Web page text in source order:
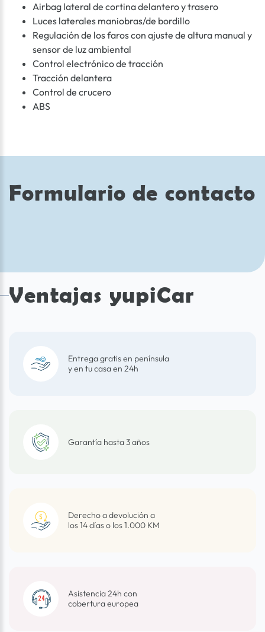
Airbag lateral de cortina delantero y trasero
Luces laterales maniobras/de bordillo
Regulación de los faros con ajuste de altura manual y
sensor de luz ambiental
Control electrónico de tracción
Tracción delantera
Control de crucero
ABS
Formulario de contacto
Ventajas yupiCar
Entrega gratis en península
y en tu casa en 24h
Garantía hasta 3 años
Derecho a devolución a
los 14 días o los 1.000 KM
Asistencia 24h con
cobertura europea